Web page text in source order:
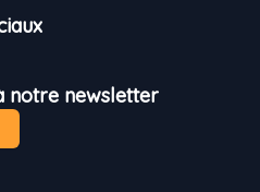
notre newsletter